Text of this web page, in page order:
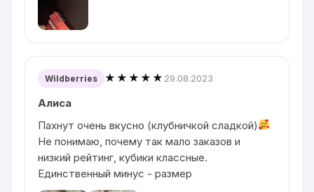
Wildberries ★★★★★ 29.08.2023
Алиса
Пахнут очень вкусно (клубничкой сладкой)
Не понимаю, почему так мало заказов и
низкий рейтинг, кубики классные.
Единственный минус - размер